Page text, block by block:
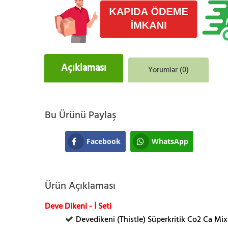
Açıklaması Yorumlar (0)
Bu Ürünü Paylaş
Facebook WhatsApp
Ürün Açıklaması
Deve Dikeni - İ Seti
Devedikeni (Thistle) Süperkritik Co2 Ca Mix